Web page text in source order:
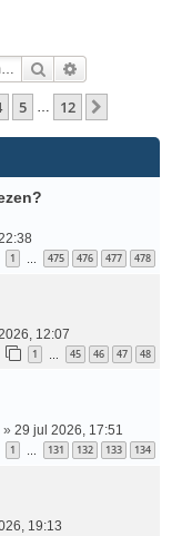
Zoek
5 12
1 … 475 476 477 478
12:07
1 … 45 46 47 48
» 29 jul 2026, 17:51
1 … 131 132 133 134
19:13